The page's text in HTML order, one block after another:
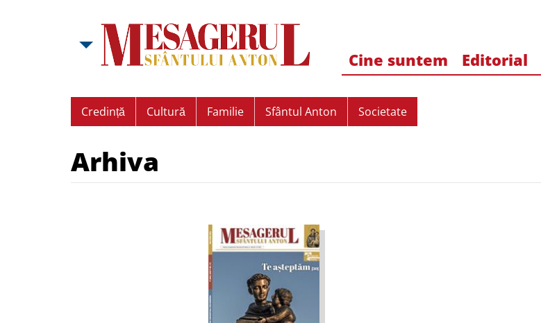
Cine suntem Editorial
Credință Cultură Familie Sfântul Anton Societate
Arhiva